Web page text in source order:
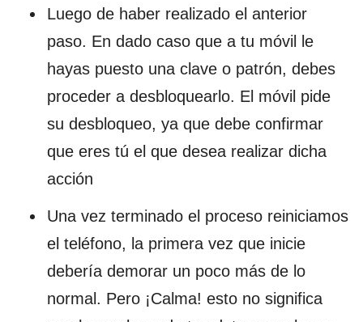
Luego de haber realizado el anterior
paso. En dado caso que a tu móvil le
hayas puesto una clave o patrón, debes
proceder a desbloquearlo. El móvil pide
su desbloqueo, ya que debe confirmar
que eres tú el que desea realizar dicha
acción
Una vez terminado el proceso reiniciamos
el teléfono, la primera vez que inicie
debería demorar un poco más de lo
normal. Pero ¡Calma! esto no significa